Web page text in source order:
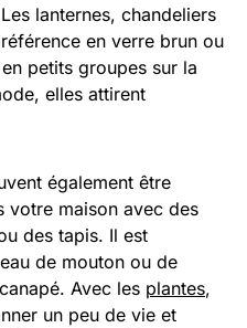
lanternes, chandeliers
en verre brun ou
petits groupes sur la
elles attirent
également être
votre maison avec des
des tapis. Il est
de mouton ou de
Avec les plantes,
un peu de vie et